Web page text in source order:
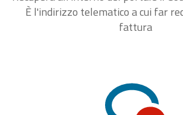
È l'indirizzo telematico a cui far
fattura